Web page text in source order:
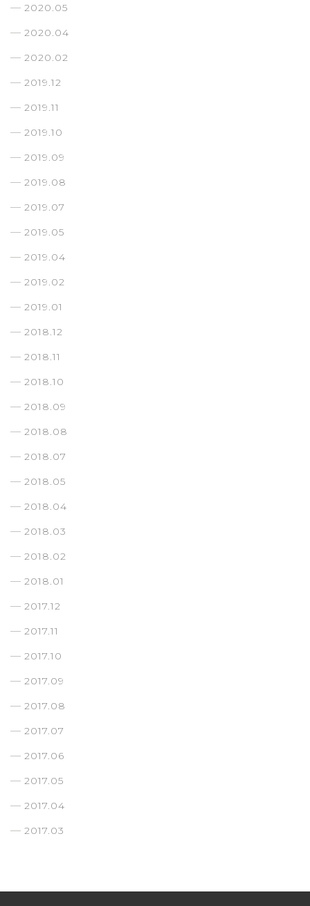
2020.05
2020.04
2020.02
2019.12
2019.11
2019.10
2019.09
2019.08
2019.07
2019.05
2019.04
2019.02
2019.01
2018.12
2018.11
2018.10
2018.09
2018.08
2018.07
2018.05
2018.04
2018.03
2018.02
2018.01
2017.12
2017.11
2017.10
2017.09
2017.08
2017.07
2017.06
2017.05
2017.04
2017.03